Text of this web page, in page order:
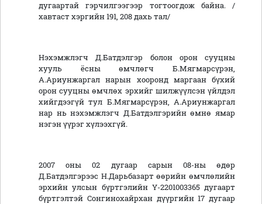
дугаартай гэрчилгээгээр тогтоогдож байна. /
хавтаст хэргийн 191, 208 дахь тал/
Нэхэмжлэгч Д.Батдэлгэр болон орон сууцны
хууль ёсны өмчлөгч Б.Мягмарсүрэн,
А.Ариунжаргал нарын хооронд маргаан бүхий
орон сууцны өмчлөх эрхийг шилжүүлсэн үйлдэл
хийгдээгүй тул Б.Мягмарсүрэн, А.Ариунжаргал
нар нь нэхэмжлэгч Д.Батдэлгэрийн өмнө ямар
нэгэн үүрэг хүлээхгүй.
2007 оны 02 дугаар сарын 08-ны өдөр
Д.Батдэлгэрээс Н.Дарьбазарт өөрийн өмчлөлийн
эрхийн улсын бүртгэлийн Ү-2201003365 дугаарт
бүртгэлтэй Сонгинохайрхан дүүргийн 17 дугаар